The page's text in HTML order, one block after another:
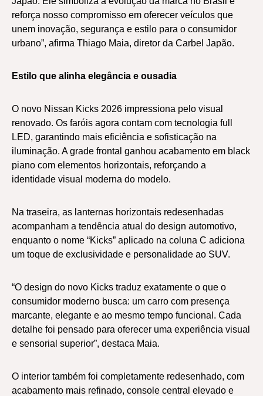
reforça nosso compromisso em oferecer veículos que
unem inovação, segurança e estilo para o consumidor
urbano”, afirma Thiago Maia, diretor da Carbel Japão.
Estilo que alinha elegância e ousadia
O novo Nissan Kicks 2026 impressiona pelo visual
renovado. Os faróis agora contam com tecnologia full
LED, garantindo mais eficiência e sofisticação na
iluminação. A grade frontal ganhou acabamento em black
piano com elementos horizontais, reforçando a
identidade visual moderna do modelo.
Na traseira, as lanternas horizontais redesenhadas
acompanham a tendência atual do design automotivo,
enquanto o nome “Kicks” aplicado na coluna C adiciona
um toque de exclusividade e personalidade ao SUV.
“O design do novo Kicks traduz exatamente o que o
consumidor moderno busca: um carro com presença
marcante, elegante e ao mesmo tempo funcional. Cada
detalhe foi pensado para oferecer uma experiência visual
e sensorial superior”, destaca Maia.
O interior também foi completamente redesenhado, com
acabamento mais refinado, console central elevado e